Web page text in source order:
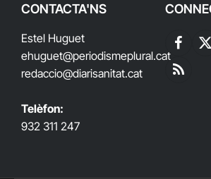
CONTACTA'NS
Estel Huguet
ehuguet@periodismeplural.cat
redaccio@diarisanitat.cat
Telèfon:
932 311 247
Facebook
X
RSS